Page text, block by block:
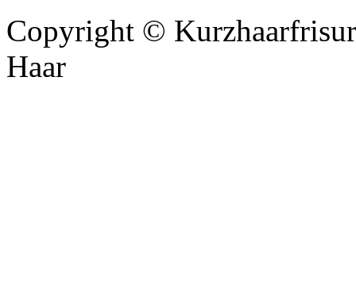
Copyright ©
Haar